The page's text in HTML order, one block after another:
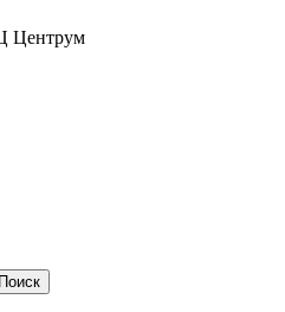
Центрум
Поиск